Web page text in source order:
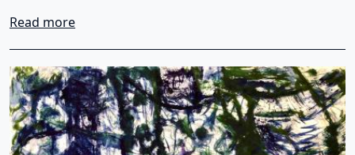
Read moreabout Monday Art Salon - Kapitel 92